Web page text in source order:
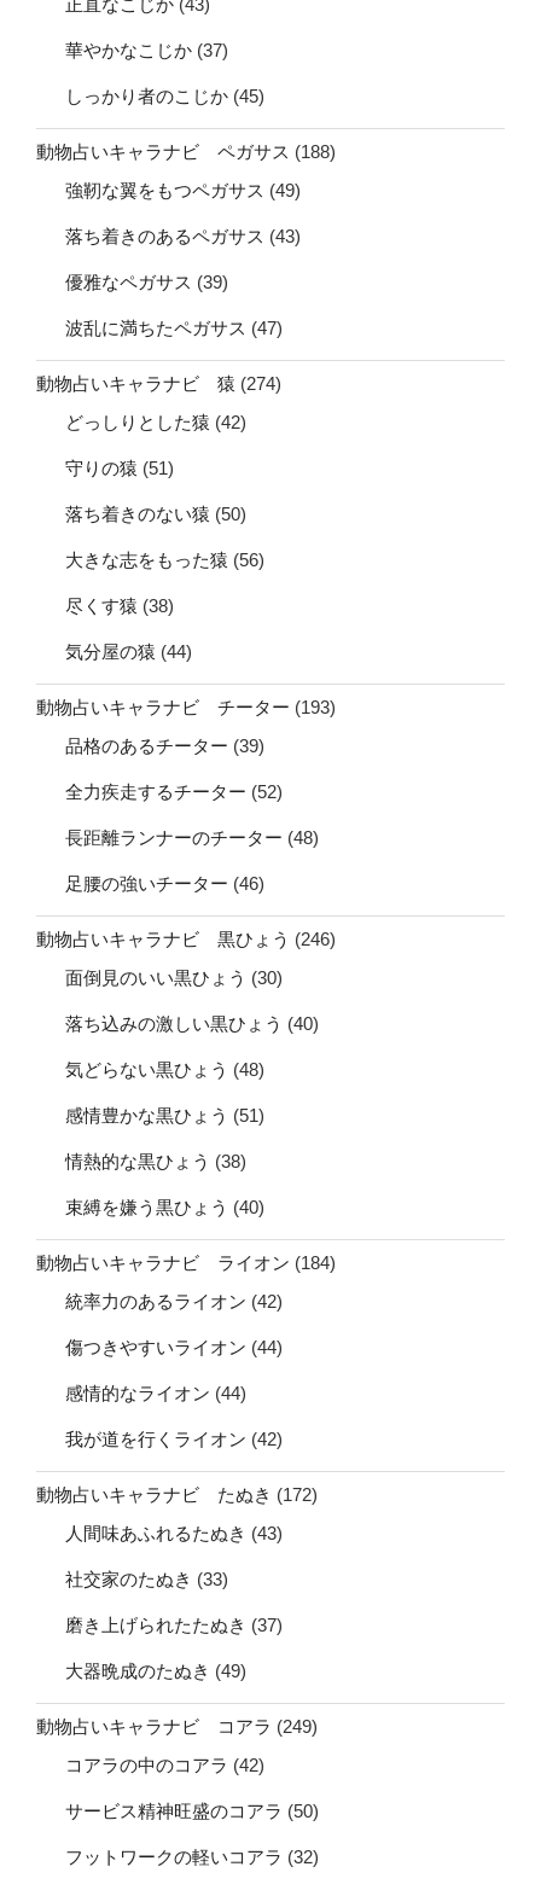
華やかなこじか (37)
しっかり者のこじか (45)
動物占いキャラナビ ペガサス (188)
強靭な翼をもつペガサス (49)
落ち着きのあるペガサス (43)
優雅なペガサス (39)
波乱に満ちたペガサス (47)
動物占いキャラナビ 猿 (274)
どっしりとした猿 (42)
守りの猿 (51)
落ち着きのない猿 (50)
大きな志をもった猿 (56)
尽くす猿 (38)
気分屋の猿 (44)
動物占いキャラナビ チーター (193)
品格のあるチーター (39)
全力疾走するチーター (52)
長距離ランナーのチーター (48)
足腰の強いチーター (46)
動物占いキャラナビ 黒ひょう (246)
面倒見のいい黒ひょう (30)
落ち込みの激しい黒ひょう (40)
気どらない黒ひょう (48)
感情豊かな黒ひょう (51)
情熱的な黒ひょう (38)
束縛を嫌う黒ひょう (40)
動物占いキャラナビ ライオン (184)
統率力のあるライオン (42)
傷つきやすいライオン (44)
感情的なライオン (44)
我が道を行くライオン (42)
動物占いキャラナビ たぬき (172)
人間味あふれるたぬき (43)
社交家のたぬき (33)
磨き上げられたたぬき (37)
大器晩成のたぬき (49)
動物占いキャラナビ コアラ (249)
コアラの中のコアラ (42)
サービス精神旺盛のコアラ (50)
フットワークの軽いコアラ (32)